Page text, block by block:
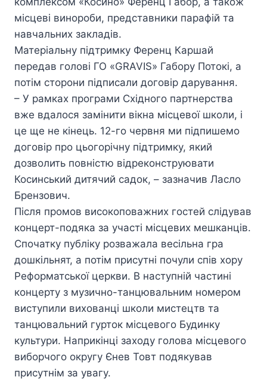
місцеві винороби, представники парафій та
навчальних закладів.
Матеріальну підтримку Ференц Каршай
передав голові ГО «GRAVIS» Габору Потокі, а
потім сторони підписали договір дарування.
– У рамках програми Східного партнерства
вже вдалося замінити вікна місцевої школи, і
це ще не кінець. 12-го червня ми підпишемо
договір про цьогорічну підтримку, який
дозволить повністю відреконструювати
Косинський дитячий садок, – зазначив Ласло
Брензович.
Після промов високоповажних гостей слідував
концерт-подяка за участі місцевих мешканців.
Спочатку публіку розважала весільна гра
дошкільнят, а потім присутні почули спів хору
Реформатської церкви. В наступній частині
концерту з музично-танцювальним номером
виступили вихованці школи мистецтв та
танцювальний гурток місцевого Будинку
культури. Наприкінці заходу голова місцевого
виборчого округу Єнев Товт подякував
присутнім за увагу.